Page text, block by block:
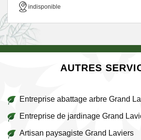
indisponible
AUTRES
Entreprise abattage arbre Grand
Entreprise de jardinage Grand
Artisan paysagiste Grand Laviers